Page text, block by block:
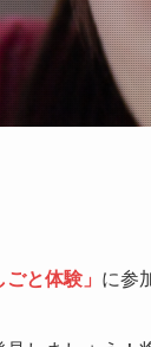
と体験」 に参